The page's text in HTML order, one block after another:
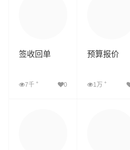
签收回单
7千 + 0
预算报价
1万+